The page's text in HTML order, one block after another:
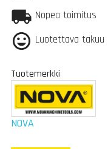
Nopea toimitus
Luotettava takuu
Tuotemerkki
NOVA